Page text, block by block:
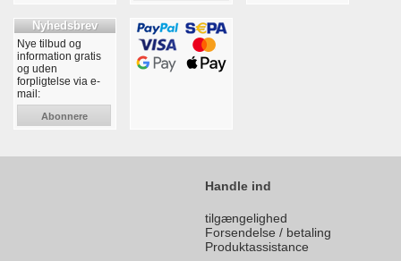
Nyhedsbrev
Nye tilbud og
information gratis
og uden
forpligtelse via e-
mail:
Abonnere
Handle ind
tilgængelighed
Forsendelse / betaling
Produktassistance